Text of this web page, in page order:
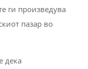
ги произведува
пазар во
дека